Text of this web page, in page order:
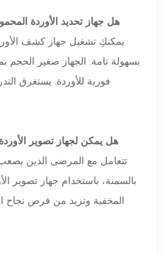
هل جهاز تحديد الأوردة
يمكنكِ تشغيل جهاز كشف
بسهولة تامة. الجهاز صغير الحجم
فورية للأوردة. يستغرق
هل يمكن لجهاز تصوير
تتعامل مع المرضى الذين يصعب
بالسمنة، باستخدام جهاز تصوير
المخفية وتزيد من فرص نجاح